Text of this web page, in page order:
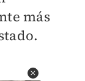
más